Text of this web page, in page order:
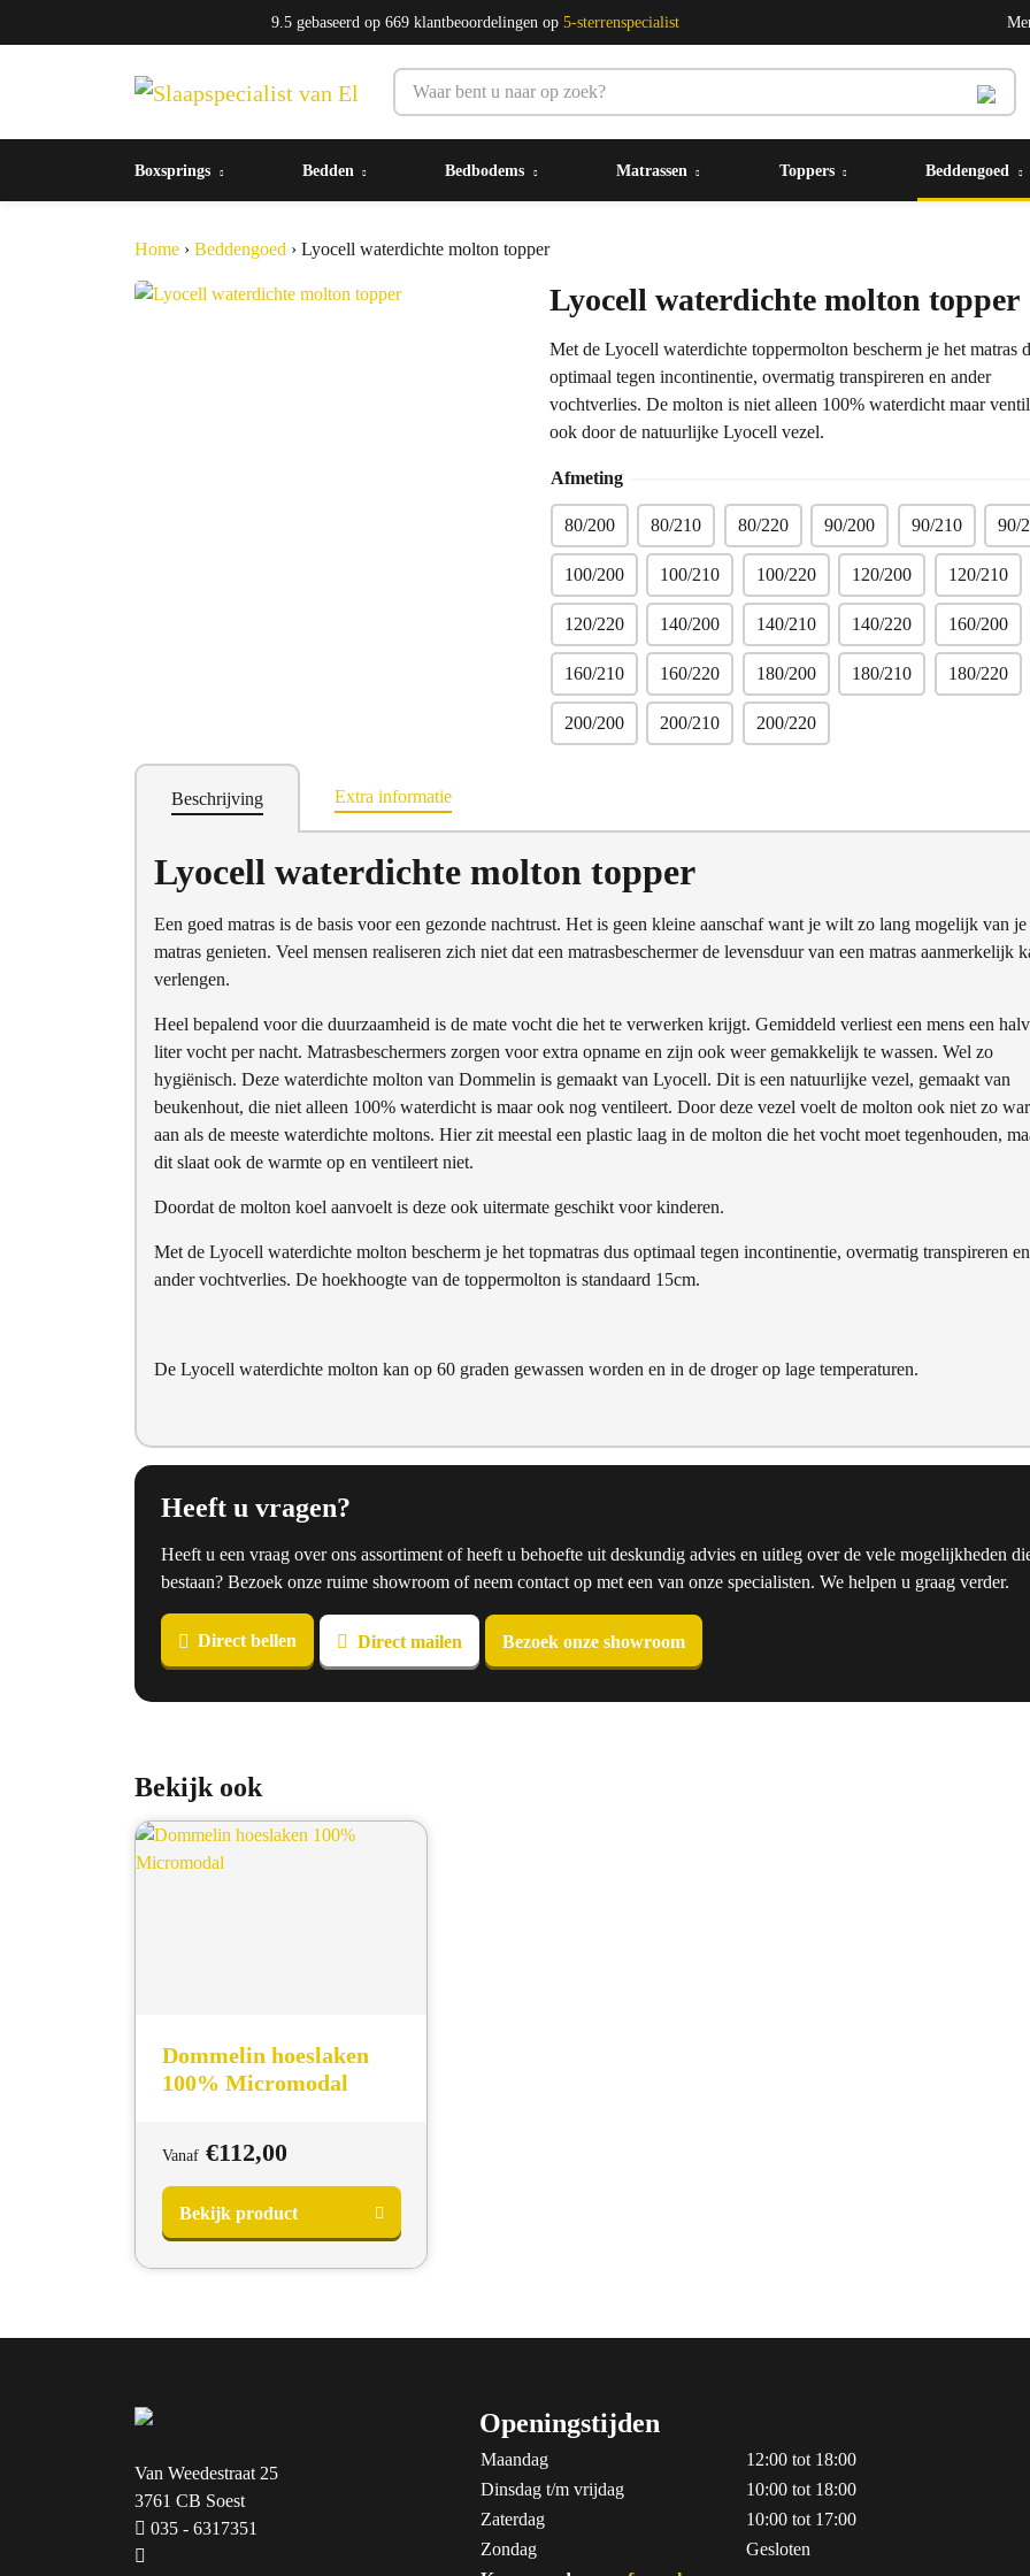
9.5 gebaseerd op 669 klantbeoordelingen op 5-sterrenspecialist
Boxsprings Bedden Bedbodems Matrassen Toppers Beddengoed
Home › Beddengoed › Lyocell waterdichte molton topper
Lyocell waterdichte molton topper
Met de Lyocell waterdichte toppermolton bescherm je het matras
optimaal tegen incontinentie, overmatig transpireren en ander
vochtverlies. De molton is niet alleen 100% waterdicht maar
ook door de natuurlijke Lyocell vezel.
Afmeting
80/200 80/210 80/220 90/200 90/210 90/
100/200 100/210 100/220 120/200 120/210
120/220 140/200 140/210 140/220 160/200
160/210 160/220 180/200 180/210 180/220
200/200 200/210 200/220
Beschrijving Extra informatie
Lyocell waterdichte molton topper
Een goed matras is de basis voor een gezonde nachtrust. Het is geen kleine aanschaf want je wilt zo lang mogelijk van je
matras genieten. Veel mensen realiseren zich niet dat een matrasbeschermer de levensduur van een matras aanmerkelijk
verlengen.
Heel bepalend voor die duurzaamheid is de mate vocht die het te verwerken krijgt. Gemiddeld verliest een mens een
liter vocht per nacht. Matrasbeschermers zorgen voor extra opname en zijn ook weer gemakkelijk te wassen. Wel zo
hygiënisch. Deze waterdichte molton van Dommelin is gemaakt van Lyocell. Dit is een natuurlijke vezel, gemaakt van
beukenhout, die niet alleen 100% waterdicht is maar ook nog ventileert. Door deze vezel voelt de molton ook niet zo
aan als de meeste waterdichte moltons. Hier zit meestal een plastic laag in de molton die het vocht moet tegenhouden,
dit slaat ook de warmte op en ventileert niet.
Doordat de molton koel aanvoelt is deze ook uitermate geschikt voor kinderen.
Met de Lyocell waterdichte molton bescherm je het topmatras dus optimaal tegen incontinentie, overmatig transpireren en
ander vochtverlies. De hoekhoogte van de toppermolton is standaard 15cm.
De Lyocell waterdichte molton kan op 60 graden gewassen worden en in de droger op lage temperaturen.
Heeft u vragen?
Heeft u een vraag over ons assortiment of heeft u behoefte uit deskundig advies en uitleg over de vele mogelijkheden
bestaan? Bezoek onze ruime showroom of neem contact op met een van onze specialisten. We helpen u graag verder.
Direct bellen Direct mailen Bezoek onze showroom
Bekijk ook
Dommelin hoeslaken
100% Micromodal
Vanaf €112,00
Bekijk product
Van Weedestraat 25
3761 CB Soest
035 - 6317351
Openingstijden
Maandag
12:00 tot 18:00
Dinsdag t/m vrijdag
10:00 tot 18:00
Zaterdag
10:00 tot 17:00
Zondag
Gesloten